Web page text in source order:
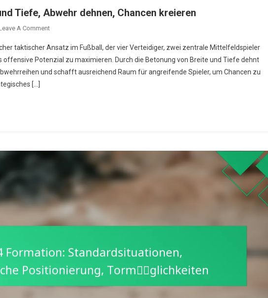
Tiefe, Abwehr dehnen, Chancen kreieren
A CommentOn
2-
4
Formation:
Kreieren
taktischer Ansatz im Fußball, der vier Verteidiger, zwei zentrale Mittelfeldspieler
Potenzial zu maximieren. Durch die Betonung von Breite und Tiefe dehnt
und schafft ausreichend Raum für angreifende Spieler, um Chancen zu
[…]